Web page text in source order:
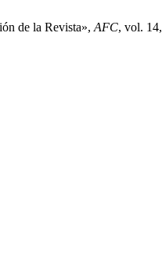
de la Revista», AFC, vol.